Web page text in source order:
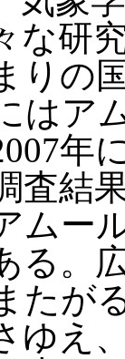
な研
りの
はア
年
査結
ムー
る。
たが
ゆえ